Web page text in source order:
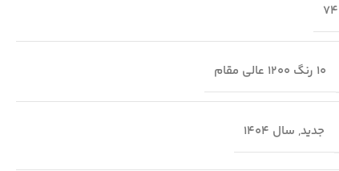
10 رنگ 1200 عالی مقام
جدید, سال 1404